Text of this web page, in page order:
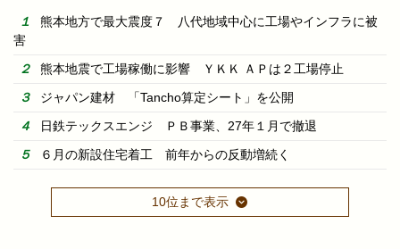
熊本地方で最大震度７ 八代地域中心に工場やインフラに被
害
熊本地震で工場稼働に影響 ＹＫＫ ＡＰは２工場停止
ジャパン建材 「Tancho算定シート」を公開
日鉄テックスエンジ ＰＢ事業、27年１月で撤退
６月の新設住宅着工 前年からの反動増続く
10位まで表示